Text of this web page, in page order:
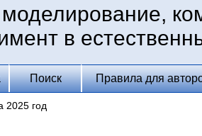
в
Поиск Правила для
2025 год